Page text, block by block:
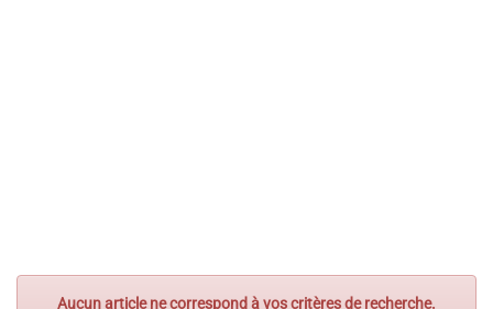
Aucun article ne correspond à vos critères de recherche.